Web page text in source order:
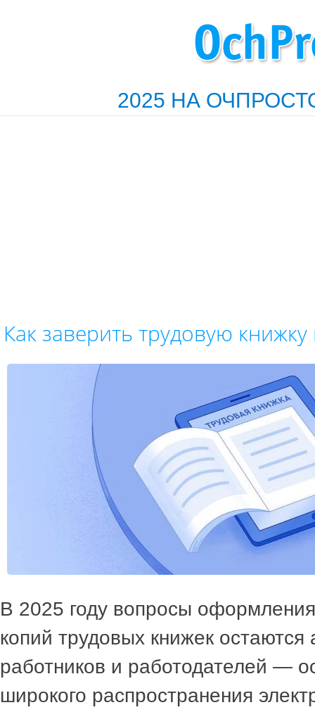
2025 НА
Как заверить трудовую
В 2025 году вопросы
копий трудовых книжек
работников и работодателей —
широкого распространения